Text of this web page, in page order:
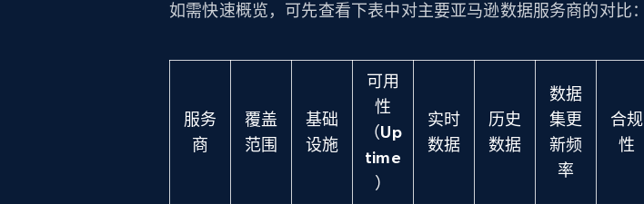
如需快速概览，可先查看下表中对主要亚马逊数据服务商的对比：
服务
商
覆盖
范围
基础
设施
可用
性
（Up
time
）
实时
数据
历史
数据
数据
集更
新频
率
合规
性